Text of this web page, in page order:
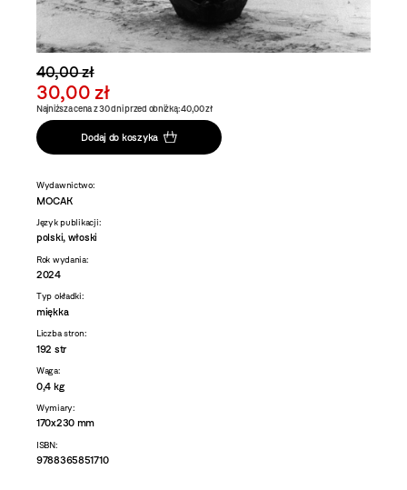
40,00 zł
30,00 zł
Najniższa cena z 30 dni przed obniżką: 40,00 zł
Dodaj do koszyka
Wydawnictwo:
MOCAK
Język publikacji:
polski, włoski
Rok wydania:
2024
Typ okładki:
miękka
Liczba stron:
192 str
Waga:
0,4 kg
Wymiary:
170x230 mm
ISBN:
9788365851710